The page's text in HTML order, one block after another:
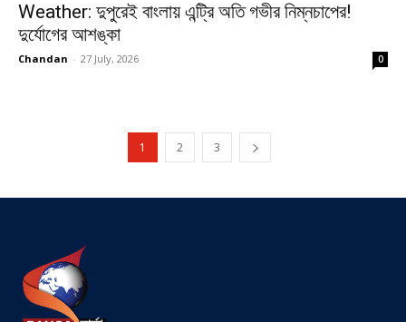
Weather: দুপুরেই বাংলায় এন্ট্রি অতি গভীর নিম্নচাপের!
দুর্যোগের আশঙ্কা
Chandan - 27 July, 2026 0
1 2 3